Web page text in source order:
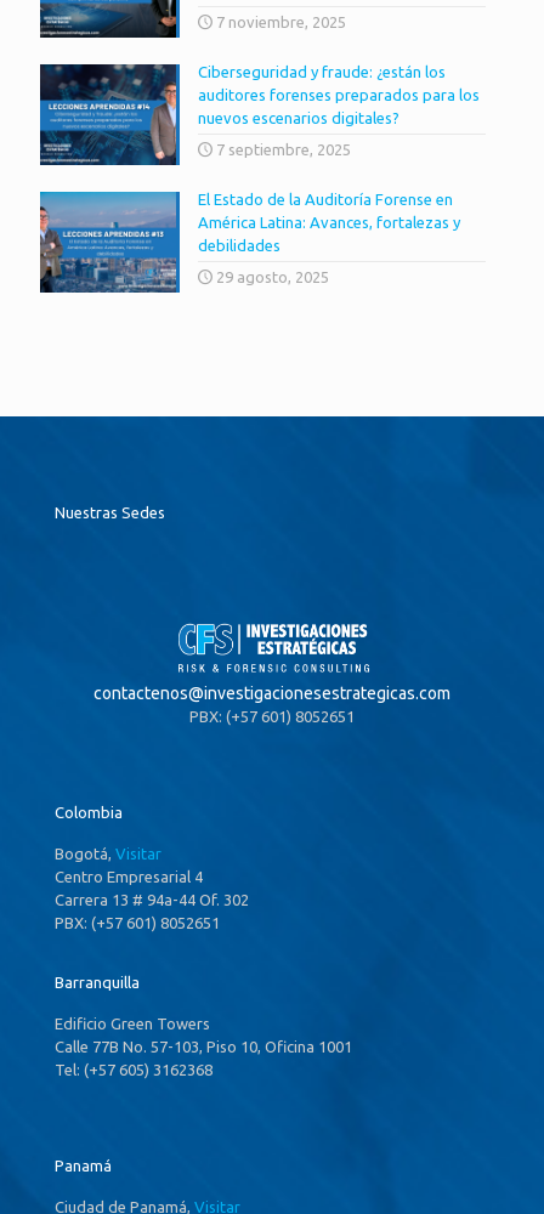
7 noviembre, 2025
Ciberseguridad y fraude: ¿están los
auditores forenses preparados para los
nuevos escenarios digitales?
7 septiembre, 2025
El Estado de la Auditoría Forense en
América Latina: Avances, fortalezas y
debilidades
29 agosto, 2025
Nuestras Sedes
contactenos@investigacionesestrategicas.com
PBX: (+57 601) 8052651
Colombia
Bogotá, Visitar
Centro Empresarial 4
Carrera 13 # 94a-44 Of. 302
PBX: (+57 601) 8052651
Barranquilla
Edificio Green Towers
Calle 77B No. 57-103, Piso 10, Oficina 1001
Tel: (+57 605) 3162368
Panamá
Ciudad de Panamá, Visitar